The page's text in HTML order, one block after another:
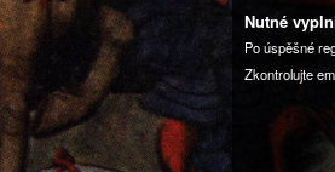
Nutné
Po úspěšné
Zkontrolujte